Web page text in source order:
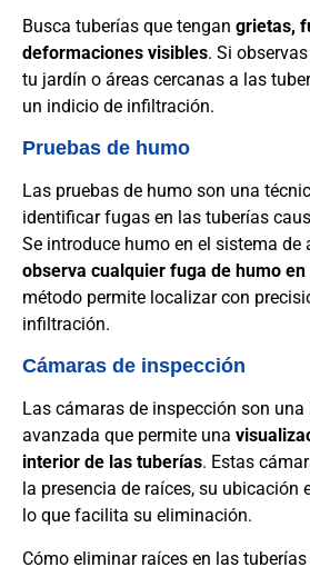
Busca tuberías que tengan grietas,
deformaciones visibles. Si
tu jardín o áreas cercanas a las
un indicio de infiltración.
Pruebas de humo
Las pruebas de humo son una
identificar fugas en las tuberías
Se introduce humo en el sistema
observa cualquier fuga de humo
método permite localizar con
infiltración.
Cámaras de inspección
Las cámaras de inspección son una
avanzada que permite una
interior de las tuberías. Estas
la presencia de raíces, su ubicación
lo que facilita su eliminación.
Cómo eliminar raíces en las tuberías